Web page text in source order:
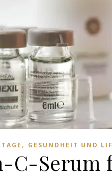
, GESUNDHEIT UND
C-